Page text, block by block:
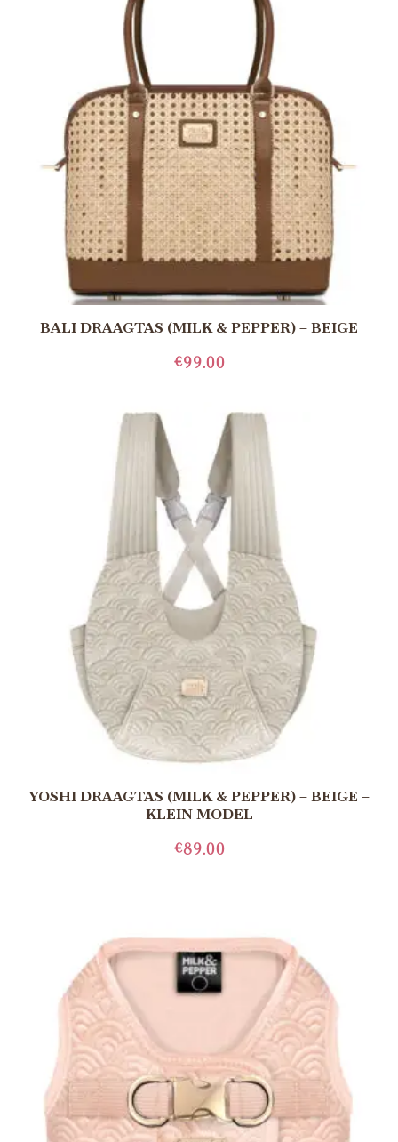
BALI DRAAGTAS (MILK & PEPPER) – BEIGE
€99.00
YOSHI DRAAGTAS (MILK & PEPPER) – BEIGE –
KLEIN MODEL
€89.00